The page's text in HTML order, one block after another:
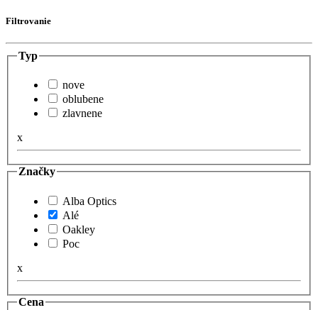
Filtrovanie
Typ
nove
oblubene
zlavnene
x
Značky
Alba Optics
Alé
Oakley
Poc
x
Cena